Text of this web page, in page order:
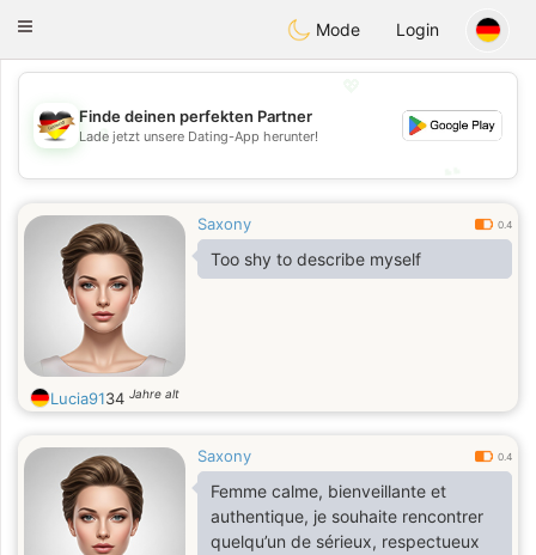
DeutschDating
Toggle
Mode Login
💖
💕
Finde deinen perfekten Partner
Lade jetzt unsere Dating-App herunter!
Saxony 0.4
Too shy to describe myself
Lucia9134 Jahre alt
Saxony 0.4
Femme calme, bienveillante et
authentique, je souhaite rencontrer
quelqu’un de sérieux, respectueux